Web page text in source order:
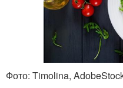
Фото: Timolina,